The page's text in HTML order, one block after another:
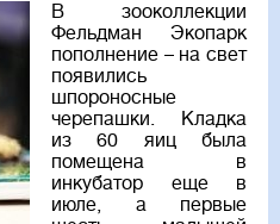
В зооколлекции
Фельдман Экопарк
пополнение – на свет
появились
шпороносные
черепашки. Кладка
из 60 яиц была
помещена в
инкубатор еще в
июле, а первые